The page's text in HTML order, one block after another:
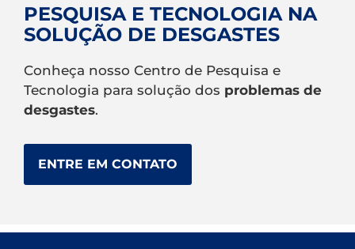
PESQUISA E TECNOLOGIA NA
SOLUÇÃO DE DESGASTES
Conheça nosso Centro de Pesquisa e
Tecnologia para solução dos problemas de
desgastes.
ENTRE EM CONTATO